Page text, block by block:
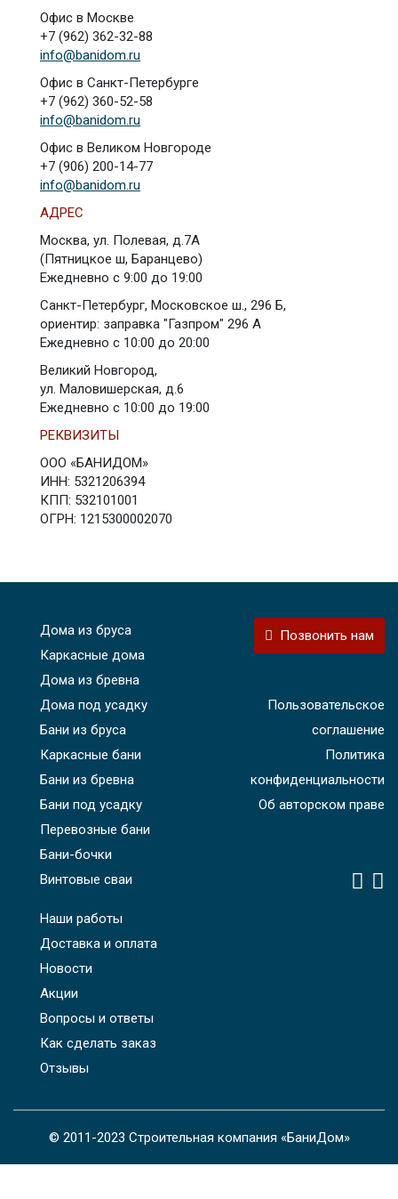
Офис в Москве
+7 (962) 362-32-88
info@banidom.ru
Офис в Санкт-Петербурге
+7 (962) 360-52-58
info@banidom.ru
Офис в Великом Новгороде
+7 (906) 200-14-77
info@banidom.ru
АДРЕС
Москва, ул. Полевая, д.7А
(Пятницкое ш, Баранцево)
Ежедневно с 9:00 до 19:00
Санкт-Петербург, Московское ш., 296 Б,
ориентир: заправка "Газпром" 296 А
Ежедневно с 10:00 до 20:00
Великий Новгород,
ул. Маловишерская, д.6
Ежедневно с 10:00 до 19:00
РЕКВИЗИТЫ
ООО «БАНИДОМ»
ИНН: 5321206394
КПП: 532101001
ОГРН: 1215300002070
Дома из бруса
Каркасные дома
Дома из бревна
Дома под усадку
Бани из бруса
Каркасные бани
Бани из бревна
Бани под усадку
Перевозные бани
Бани-бочки
Винтовые сваи
Наши работы
Доставка и оплата
Новости
Акции
Вопросы и ответы
Как сделать заказ
Отзывы
Позвонить нам
Пользовательское
соглашение
Политика
конфиденциальности
Об авторском праве
© 2011-2023 Строительная компания «БаниДом»